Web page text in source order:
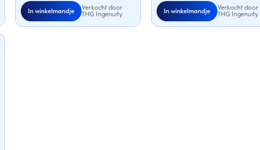
In winkelmandje
Verkocht door
THG Ingenuity
In winkelmandje
Verkocht door
THG Ingenuity